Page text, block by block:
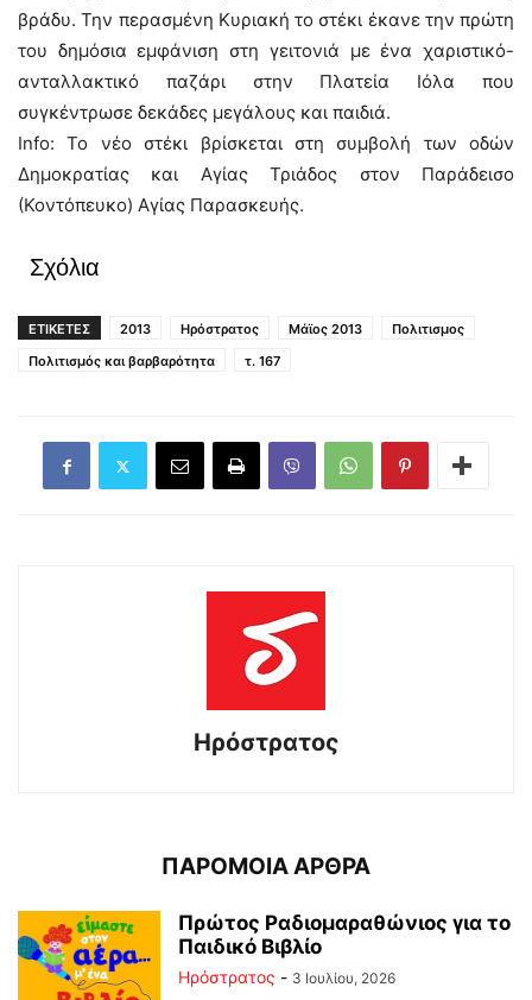
βράδυ. Την περασμένη Κυριακή το στέκι έκανε την πρώτη
του δημόσια εμφάνιση στη γειτονιά με ένα χαριστικό-
ανταλλακτικό παζάρι στην Πλατεία Ιόλα που
συγκέντρωσε δεκάδες μεγάλους και παιδιά.
Info: Το νέο στέκι βρίσκεται στη συμβολή των οδών
Δημοκρατίας και Αγίας Τριάδος στον Παράδεισο
(Κοντόπευκο) Αγίας Παρασκευής.
Σχόλια
ΕΤΙΚΕΤΕΣ 2013 Ηρόστρατος Μάϊος 2013
Πολιτισμος
Πολιτισμός και βαρβαρότητα
τ. 167
Ηρόστρατος
ΠΑΡΟΜΟΙΑ ΑΡΘΡΑ
Πρώτος Ραδιομαραθώνιος για το
Παιδικό Βιβλίο
Ηρόστρατος - 3 Ιουλίου, 2026